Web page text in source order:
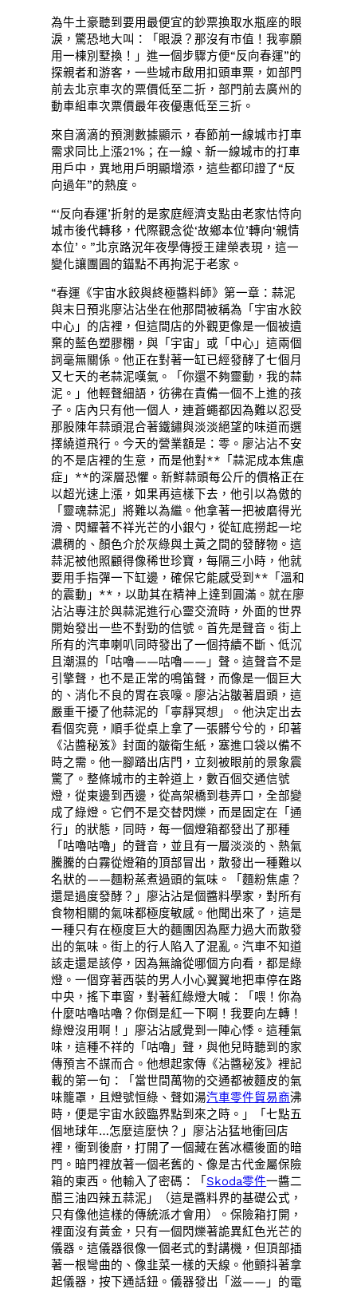
為牛土豪聽到要用最便宜的鈔票換取水瓶座的眼
淚，驚恐地大叫：「眼淚？那沒有市值！我寧願
用一棟別墅換！」進一個步驟方便“反向春運”的
探親者和游客，一些城市啟用扣頭車票，如部門
前去北京車次的票價低至二折，部門前去廣州的
動車組車次票價最年夜優惠低至三折。
來自滴滴的預測數據顯示，春節前一線城市打車
需求同比上漲21%；在一線、新一線城市的打車
用戶中，異地用戶明顯增添，這些都印證了“反
向過年”的熱度。
“‘反向春運’折射的是家庭經濟支點由老家怙恃向
城市後代轉移，代際觀念從‘故鄉本位’轉向‘親情
本位’。”北京路況年夜學傳授王建榮表現，這一
變化讓團圓的錨點不再拘泥于老家。
“春運《宇宙水餃與終極醬料師》第一章：蒜泥
與末日預兆廖沾沾坐在他那間被稱為「宇宙水餃
中心」的店裡，但這間店的外觀更像是一個被遺
棄的藍色塑膠棚，與「宇宙」或「中心」這兩個
詞毫無關係。他正在對著一缸已經發酵了七個月
又七天的老蒜泥嘆氣。「你還不夠靈動，我的蒜
泥。」他輕聲細語，彷彿在責備一個不上進的孩
子。店內只有他一個人，連蒼蠅都因為難以忍受
那股陳年蒜頭混合著鐵鏽與淡淡絕望的味道而選
擇繞道飛行。今天的營業額是：零。廖沾沾不安
的不是店裡的生意，而是他對**「蒜泥成本焦慮
症」**的深層恐懼。新鮮蒜頭每公斤的價格正在
以超光速上漲，如果再這樣下去，他引以為傲的
「靈魂蒜泥」將難以為繼。他拿著一把被磨得光
滑、閃耀著不祥光芒的小銀勺，從缸底撈起一坨
濃稠的、顏色介於灰綠與土黃之間的發酵物。這
蒜泥被他照顧得像稀世珍寶，每隔三小時，他就
要用手指彈一下缸邊，確保它能感受到**「溫和
的震動」**，以助其在精神上達到圓滿。就在廖
沾沾專注於與蒜泥進行心靈交流時，外面的世界
開始發出一些不對勁的信號。首先是聲音。街上
所有的汽車喇叭同時發出了一個持續不斷、低沉
且潮濕的「咕嚕——咕嚕——」聲。這聲音不是
引擎聲，也不是正常的鳴笛聲，而像是一個巨大
的、消化不良的胃在哀嚎。廖沾沾皺著眉頭，這
嚴重干擾了他蒜泥的「寧靜冥想」。他決定出去
看個究竟，順手從桌上拿了一張髒兮兮的，印著
《沾醬秘笈》封面的皺衛生紙，塞進口袋以備不
時之需。他一腳踏出店門，立刻被眼前的景象震
驚了。整條城市的主幹道上，數百個交通信號
燈，從東邊到西邊，從高架橋到巷弄口，全部變
成了綠燈。它們不是交替閃爍，而是固定在「通
行」的狀態，同時，每一個燈箱都發出了那種
「咕嚕咕嚕」的聲音，並且有一層淡淡的、熱氣
騰騰的白霧從燈箱的頂部冒出，散發出一種難以
名狀的——麵粉蒸煮過頭的氣味。「麵粉焦慮？
還是過度發酵？」廖沾沾是個醬料學家，對所有
食物相關的氣味都極度敏感。他聞出來了，這是
一種只有在極度巨大的麵團因為壓力過大而散發
出的氣味。街上的行人陷入了混亂。汽車不知道
該走還是該停，因為無論從哪個方向看，都是綠
燈。一個穿著西裝的男人小心翼翼地把車停在路
中央，搖下車窗，對著紅綠燈大喊：「喂！你為
什麼咕嚕咕嚕？你倒是紅一下啊！我要向左轉！
綠燈沒用啊！」廖沾沾感覺到一陣心悸。這種氣
味，這種不祥的「咕嚕」聲，與他兒時聽到的家
傳預言不謀而合。他想起家傳《沾醬秘笈》裡記
載的第一句：「當世間萬物的交通都被麵皮的氣
味籠罩，且燈號恒綠、聲如湯汽車零件貿易商沸
時，便是宇宙水餃臨界點到來之時。」「七點五
個地球年…怎麼這麼快？」廖沾沾猛地衝回店
裡，衝到後廚，打開了一個藏在舊冰櫃後面的暗
門。暗門裡放著一個老舊的、像是古代金屬保險
箱的東西。他輸入了密碼：「 Skoda零件一醬二
醋三油四辣五蒜泥」（這是醬料界的基礎公式，
只有像他這樣的傳統派才會用）。保險箱打開，
裡面沒有黃金，只有一個閃爍著詭異紅色光芒的
儀器。這儀器很像一個老式的對講機，但頂部插
著一根彎曲的、像韭菜一樣的天線。他顫抖著拿
起儀器，按下通話鈕。儀器發出「滋——」的電